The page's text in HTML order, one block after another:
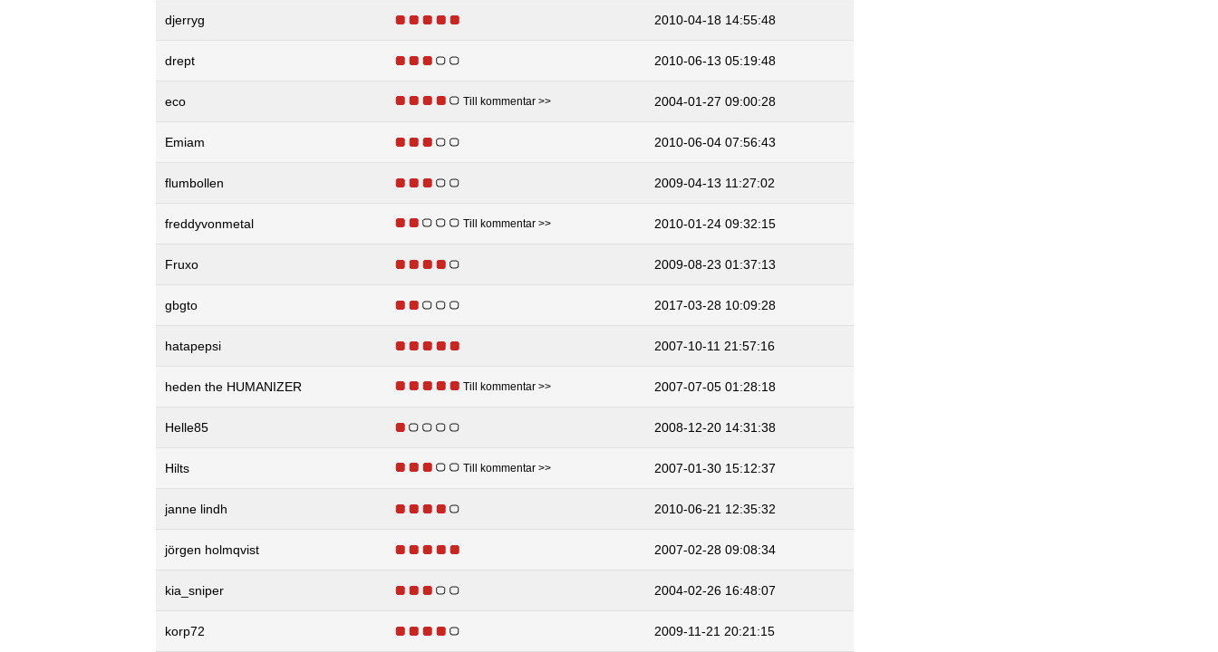
djerryg 2010-04-18 14:55:48
drept 2010-06-13 05:19:48
eco Till kommentar >> 2004-01-27 09:00:28
Emiam 2010-06-04 07:56:43
flumbollen 2009-04-13 11:27:02
freddyvonmetal Till kommentar >> 2010-01-24 09:32:15
Fruxo 2009-08-23 01:37:13
gbgto 2017-03-28 10:09:28
hatapepsi 2007-10-11 21:57:16
heden the HUMANIZER Till kommentar >> 2007-07-05 01:28:18
Helle85 2008-12-20 14:31:38
Hilts Till kommentar >> 2007-01-30 15:12:37
janne lindh 2010-06-21 12:35:32
jörgen holmqvist 2007-02-28 09:08:34
kia_sniper 2004-02-26 16:48:07
korp72 2009-11-21 20:21:15